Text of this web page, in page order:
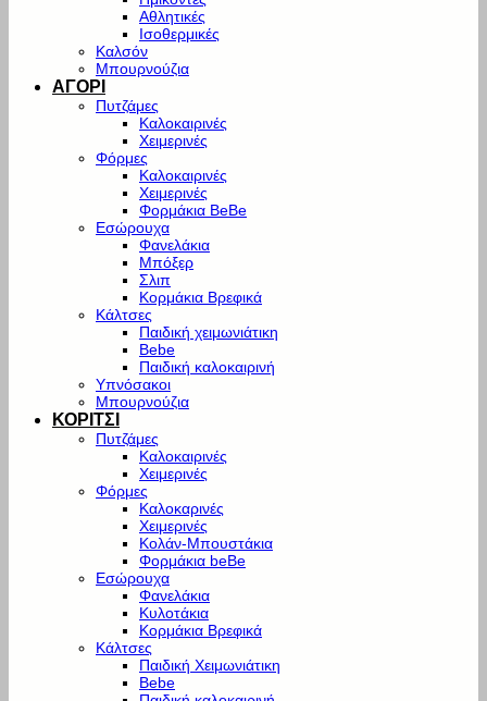
Αθλητικές
Ισοθερμικές
Καλσόν
Μπουρνούζια
ΑΓΟΡΙ
Πυτζάμες
Καλοκαιρινές
Χειμερινές
Φόρμες
Καλοκαιρινές
Χειμερινές
Φορμάκια BeBe
Εσώρουχα
Φανελάκια
Μπόξερ
Σλιπ
Κορμάκια Βρεφικά
Κάλτσες
Παιδική χειμωνιάτικη
Bebe
Παιδική καλοκαιρινή
Υπνόσακοι
Μπουρνούζια
ΚΟΡΙΤΣΙ
Πυτζάμες
Καλοκαιρινές
Χειμερινές
Φόρμες
Καλοκαρινές
Χειμερινές
Κολάν-Μπουστάκια
Φορμάκια beBe
Εσώρουχα
Φανελάκια
Κυλοτάκια
Κορμάκια Βρεφικά
Κάλτσες
Παιδική Χειμωνιάτικη
Bebe